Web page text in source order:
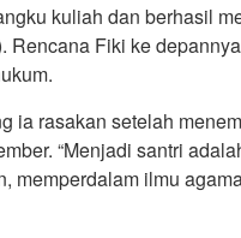
kuliah dan berhasil
Rencana Fiki ke
ia rasakan setelah
“Menjadi santri
ilmu